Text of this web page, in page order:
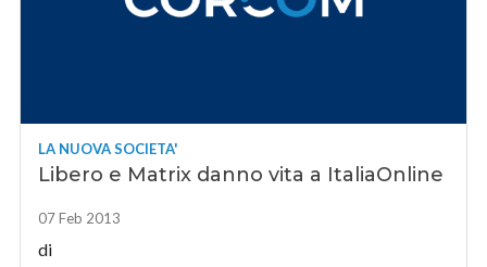
LA NUOVA SOCIETA'
Libero e Matrix danno vita a ItaliaOnline
07 Feb 2013
di